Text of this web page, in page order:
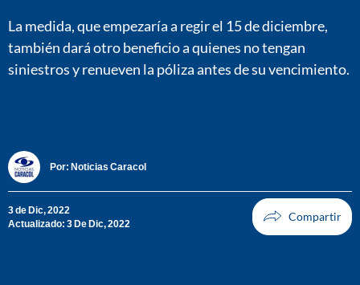
La medida, que empezaría a regir el 15 de diciembre,
también dará otro beneficio a quienes no tengan
siniestros y renueven la póliza antes de su vencimiento.
Por: Noticias Caracol
3 de Dic, 2022
Actualizado: 3 De Dic, 2022